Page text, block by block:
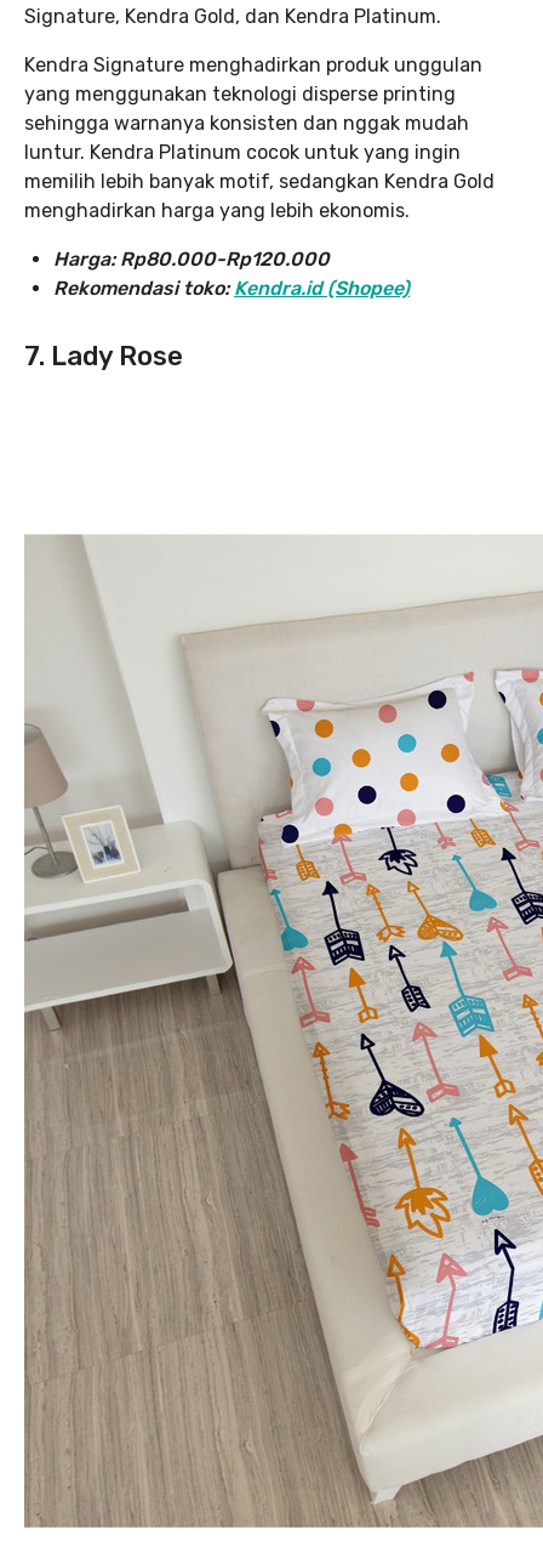
Signature, Kendra Gold, dan Kendra Platinum.
Kendra Signature menghadirkan produk unggulan
yang menggunakan teknologi disperse printing
sehingga warnanya konsisten dan nggak mudah
luntur. Kendra Platinum cocok untuk yang ingin
memilih lebih banyak motif, sedangkan Kendra Gold
menghadirkan harga yang lebih ekonomis.
Harga: Rp80.000-Rp120.000
Rekomendasi toko: Kendra.id (Shopee)
7. Lady Rose